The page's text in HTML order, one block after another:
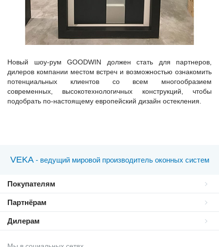
Новый шоу-рум GOODWIN должен стать для партнеров,
дилеров компании местом встреч и возможностью ознакомить
потенциальных клиентов со всем многообразием
современных, высокотехнологичных конструкций, чтобы
подобрать по-настоящему европейский дизайн остекления.
VEKA - ведущий мировой производитель оконных систем
Покупателям
Партнёрам
Дилерам